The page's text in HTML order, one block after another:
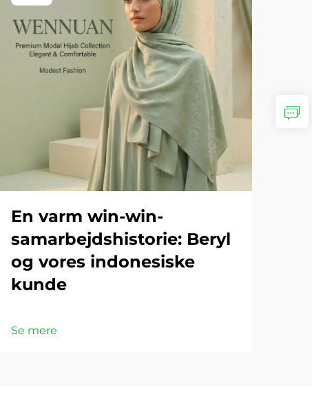
En varm win-win-
samarbejdshistorie: Beryl
og vores indonesiske
kunde
Se mere